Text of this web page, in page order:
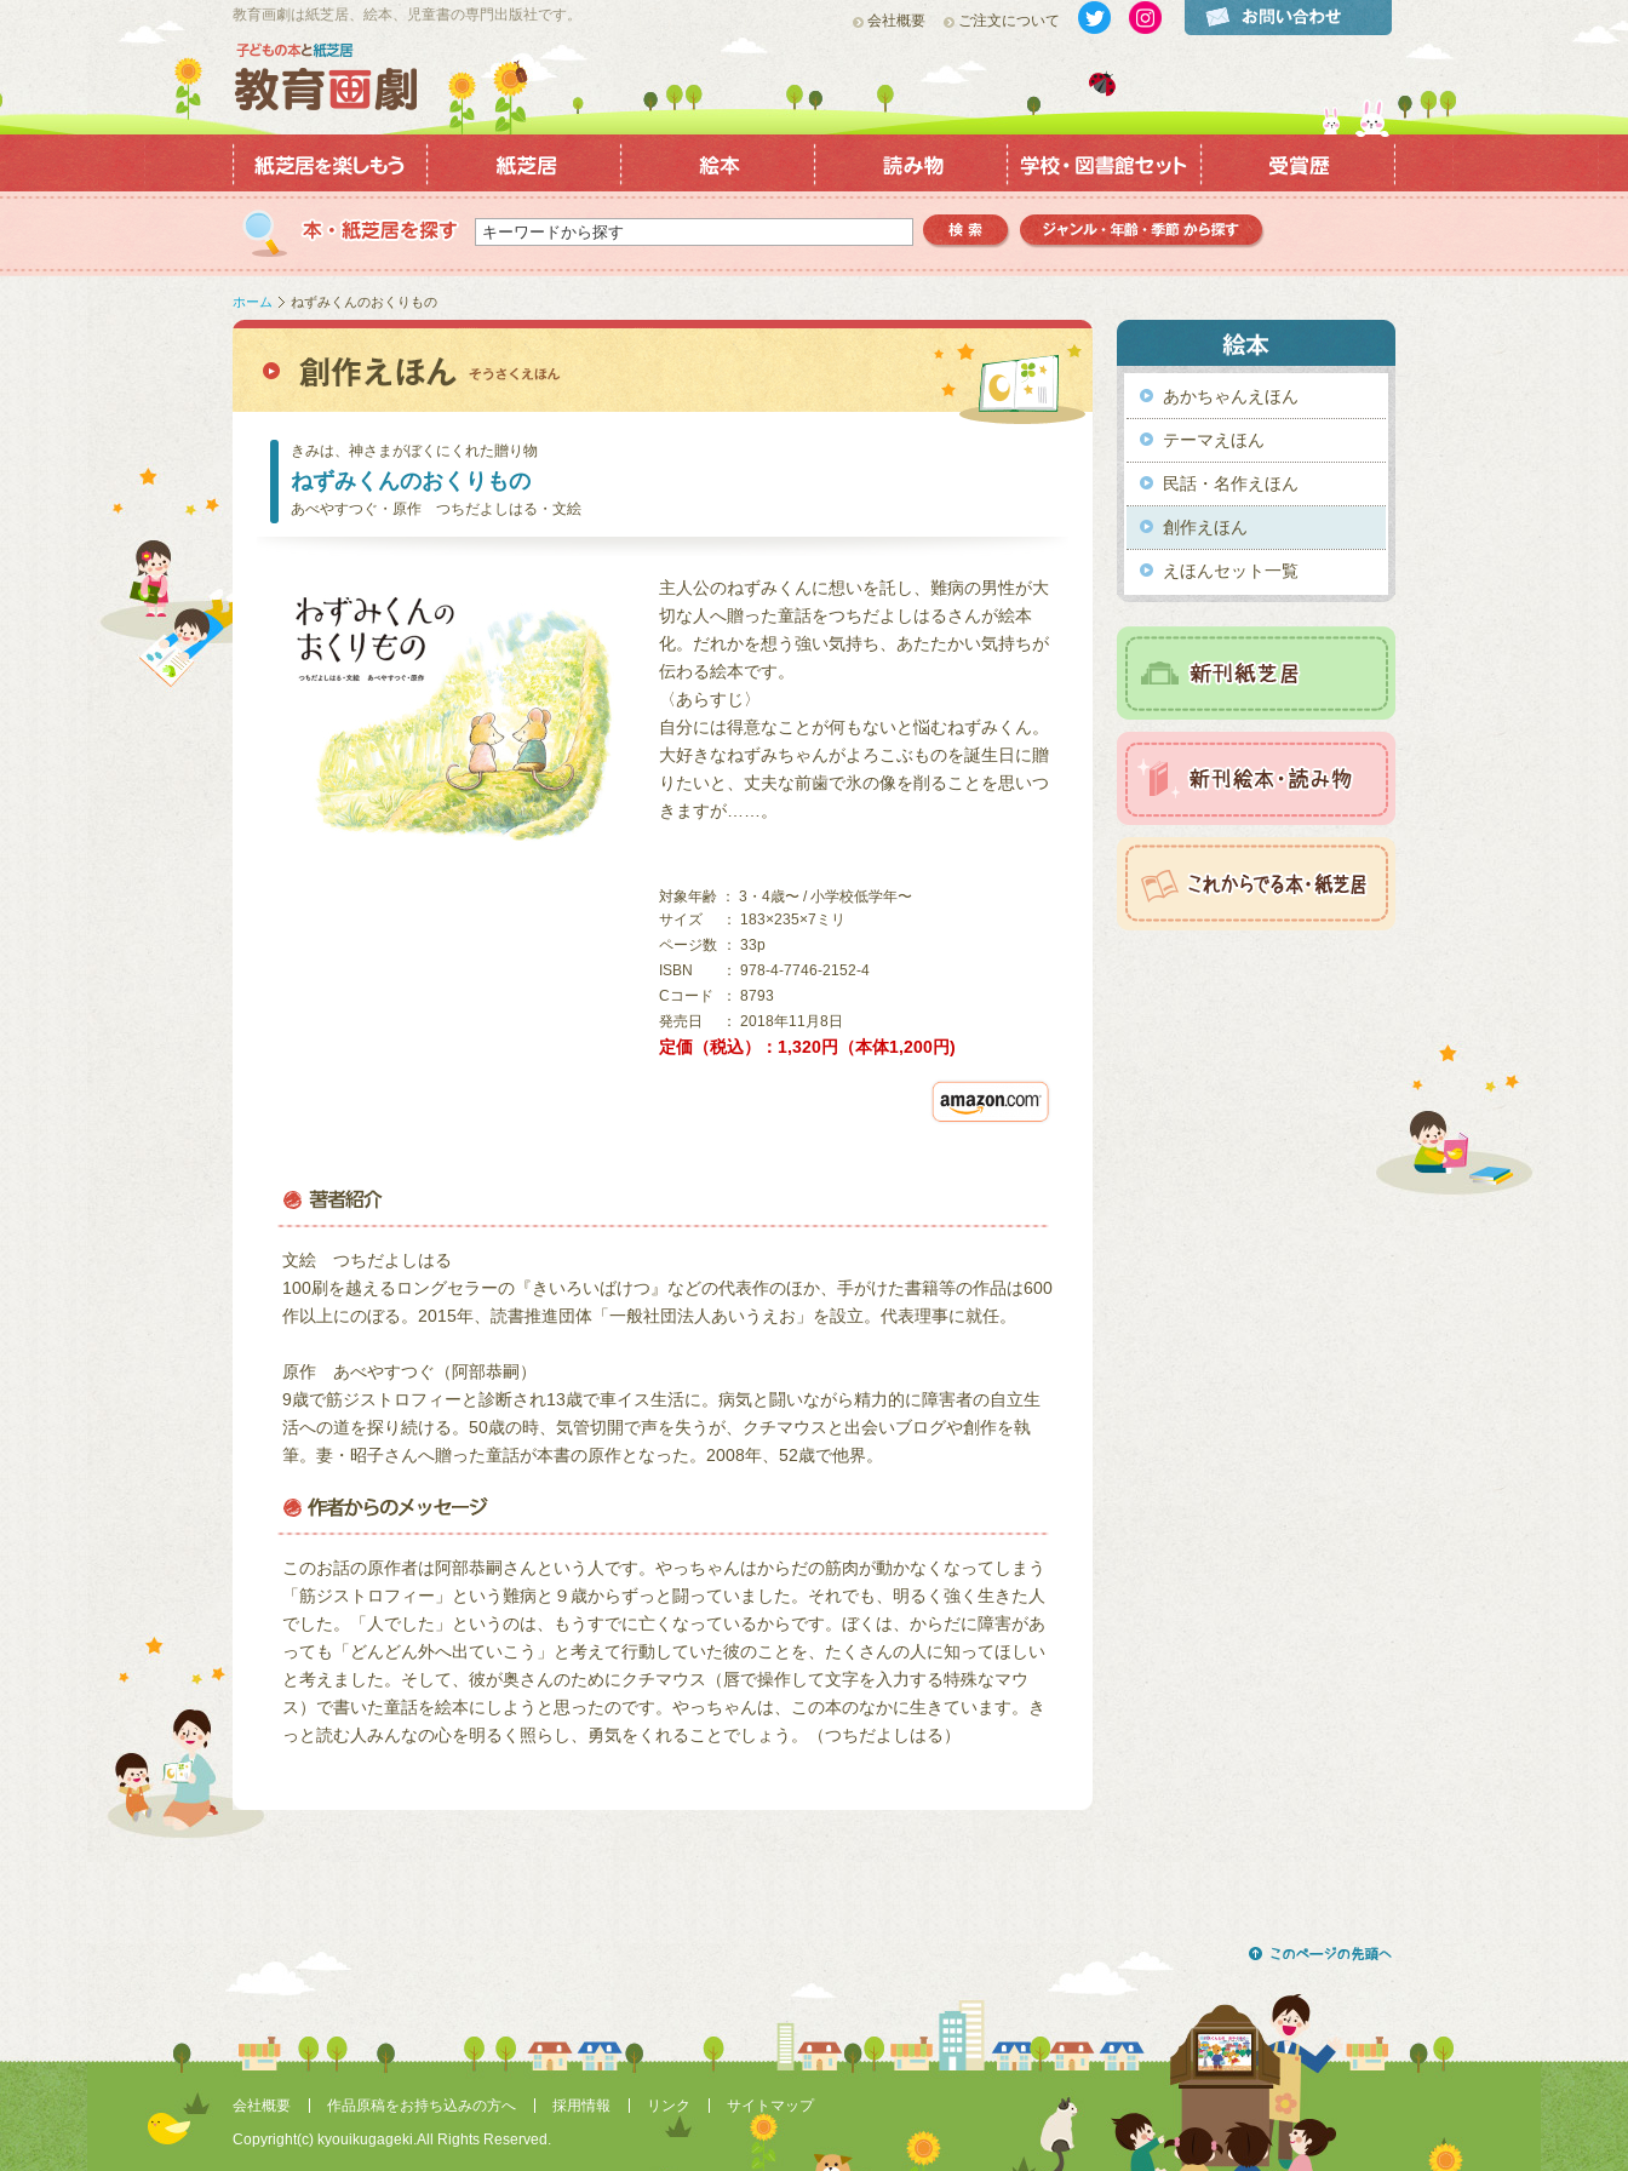
教育画劇は紙芝居、絵本、児童書の専門出版社です。 会社概要 ご注文について
ホーム ねずみくんのおくりもの
きみは、神さまがぼくにくれた贈り物
ねずみくんのおくりもの
あべやすつぐ・原作 つちだよしはる・文絵
主人公のねずみくんに想いを託し、難病の男性が大
切な人へ贈った童話をつちだよしはるさんが絵本
化。だれかを想う強い気持ち、あたたかい気持ちが
伝わる絵本です。
〈あらすじ〉
自分には得意なことが何もないと悩むねずみくん。
大好きなねずみちゃんがよろこぶものを誕生日に贈
りたいと、丈夫な前歯で氷の像を削ることを思いつ
きますが……。
対象年齢 ： 3・4歳〜 / 小学校低学年〜
サイズ
： 183×235×7ミリ
ページ数
： 33p
ISBN
： 978-4-7746-2152-4
Cコード
： 8793
発売日
： 2018年11月8日
定価（税込）：1,320円（本体1,200円)
文絵 つちだよしはる
100刷を越えるロングセラーの『きいろいばけつ』などの代表作のほか、手がけた書籍等の作品は600
作以上にのぼる。2015年、読書推進団体「一般社団法人あいうえお」を設立。代表理事に就任。
原作 あべやすつぐ（阿部恭嗣）
9歳で筋ジストロフィーと診断され13歳で車イス生活に。病気と闘いながら精力的に障害者の自立生
活への道を探り続ける。50歳の時、気管切開で声を失うが、クチマウスと出会いブログや創作を執
筆。妻・昭子さんへ贈った童話が本書の原作となった。2008年、52歳で他界。
このお話の原作者は阿部恭嗣さんという人です。やっちゃんはからだの筋肉が動かなくなってしまう
「筋ジストロフィー」という難病と９歳からずっと闘っていました。それでも、明るく強く生きた人
でした。「人でした」というのは、もうすでに亡くなっているからです。ぼくは、からだに障害があ
っても「どんどん外へ出ていこう」と考えて行動していた彼のことを、たくさんの人に知ってほしい
と考えました。そして、彼が奥さんのためにクチマウス（唇で操作して文字を入力する特殊なマウ
ス）で書いた童話を絵本にしようと思ったのです。やっちゃんは、この本のなかに生きています。き
っと読む人みんなの心を明るく照らし、勇気をくれることでしょう。（つちだよしはる）
あかちゃんえほん
テーマえほん
民話・名作えほん
創作えほん
えほんセット一覧
会社概要 作品原稿をお持ち込みの方へ 採用情報 リンク
サイトマップ
Copyright(c) kyouikugageki.All Rights Reserved.